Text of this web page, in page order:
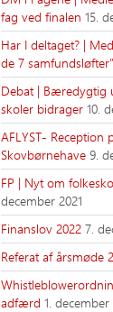
fag ved finalen15.
Har I deltaget? |
de 7
Debat | Bæredygtig
skoler bidrager10.
AFLYST- Reception
Skovbørnehave9.
FP | Nyt om
december 2021
Finanslov 20227.
Referat af årsmøde
adfærd1. december